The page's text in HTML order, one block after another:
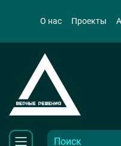
О нас Проекты